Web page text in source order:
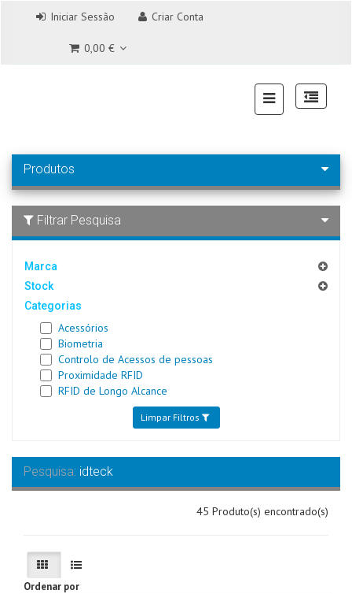
Iniciar Sessão Criar Conta
0,00 €
Produtos
Filtrar Pesquisa
Marca
Stock
Categorias
Acessórios
Biometria
Controlo de Acessos de pessoas
Proximidade RFID
RFID de Longo Alcance
Limpar Filtros
Pesquisa: idteck
45 Produto(s) encontrado(s)
Ordenar por